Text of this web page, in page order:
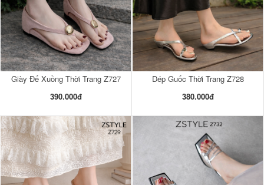
Giày Đế Xuồng Thời Trang Z727
390.000đ
Dép Guốc Thời Trang Z728
380.000đ